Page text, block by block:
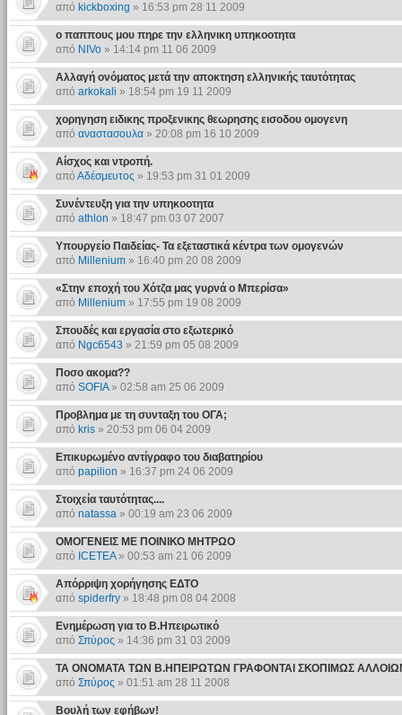
από kickboxing » 16:53 pm 28 11 2009
ο παππους μου πηρε την ελληνικη υπηκοοτητα
από NIVo» 14:14 pm 11 06 2009
Αλλαγή ονόματος μετά την αποκτηση ελληνικής ταυτότητας
από arkokali » 18:54 pm 19 11 2009
χορηγηση ειδικης προξενικης θεωρησης εισοδου ομογενη
από αναστασουλα» 20:08 pm 16 10 2009
Αίσχος και ντροπή.
από Αδέσμευτος » 19:53 pm 31 01 2009
Συνέντευξη για την υπηκοοτητα
από athlon » 18:47 pm 03 07 2007
Υπουργείο Παιδείας- Τα εξεταστικά κέντρα των ομογενών
από Millenium» 16:40 pm 20 08 2009
«Στην εποχή του Χότζα μας γυρνά ο Μπερίσα»
από Millenium» 17:55 pm 19 08 2009
Σπουδές και εργασία στο εξωτερικό
από Ngc6543 » 21:59 pm 05 08 2009
Ποσο ακομα??
από SOFIA» 02:58 am 25 06 2009
Προβλημα με τη συνταξη του ΟΓΑ;
από kris» 20:53 pm 06 04 2009
Επικυρωμένο αντίγραφο του διαβατηρίου
από papilion » 16:37 pm 24 06 2009
Στοιχεία ταυτότητας....
από natassa» 00:19 am 23 06 2009
ΟΜΟΓΕΝΕΙΣ ΜΕ ΠΟΙΝΙΚΟ ΜΗΤΡΩΟ
από ICETEA» 00:53 am 21 06 2009
Απόρριψη χορήγησης ΕΔΤΟ
από spiderfry» 18:48 pm 08 04 2008
Ενημέρωση για το Β.Ηπειρωτικό
από Σπύρος » 14:36 pm 31 03 2009
ΤΑ ΟΝΟΜΑΤΑ ΤΩΝ Β.ΗΠΕΙΡΩΤΩΝ ΓΡΑΦΟΝΤΑΙ ΣΚΟΠΙΜΩΣ
από Σπύρος » 01:51 am 28 11 2008
Βουλή των εφήβων!